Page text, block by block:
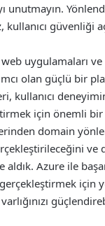
unutmayın.
kullanıcı güvenliği
web uygulamaları
olan güçlü bir
kullanıcı
için önemli bir
domain
ve
aldık. Azure ile
için